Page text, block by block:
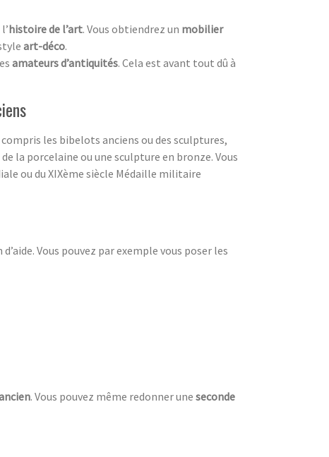
histoire de l’art. Vous obtiendrez un mobilier
art-déco.
amateurs d’antiquités. Cela est avant tout dû à
les bibelots anciens ou des sculptures,
la porcelaine ou une sculpture en bronze. Vous
ou du XIXème siècle Médaille militaire
Vous pouvez par exemple vous poser les
. Vous pouvez même redonner une seconde